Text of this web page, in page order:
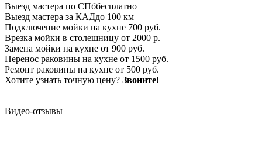
Выезд мастера по СПббесплатно
Выезд мастера за КАДдо 100 км
Подключение мойки на кухне 700 руб.
Врезка мойки в столешницу от 2000 р.
Замена мойки на кухне от 900 руб.
Перенос раковины на кухне от 1500 руб.
Ремонт раковины на кухне от 500 руб.
Хотите узнать точную цену? Звоните!
Видео-отзывы